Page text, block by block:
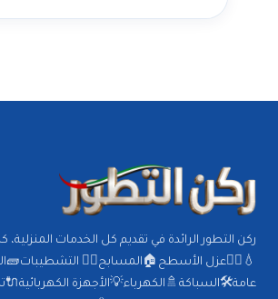
ركن التطور الرائدة في تقديم كل الخدمات
💧🕵️‍♂️عزل الأسطح🏠المسابح🏊‍♂️
عامة🛠️السباكة🚿الكهرباء💡الأجهزة